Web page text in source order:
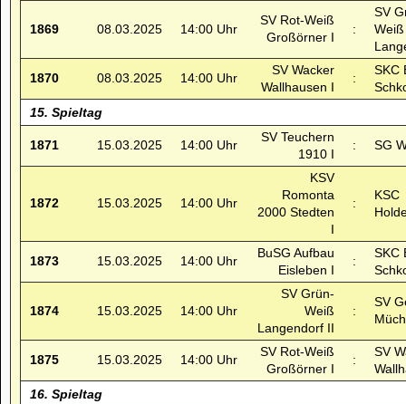
1869 08.03.2025 14:00 Uhr
SV Rot-Weiß
Großörner I
:
SV
Weiß
1870 08.03.2025 14:00 Uhr
SV Wacker
Wallhausen I
:
SKC
15. Spieltag
1871 15.03.2025 14:00 Uhr
SV Teuchern
1910 I
: SG
1872 15.03.2025 14:00 Uhr
KSV
Romonta
2000 Stedten
I
:
KSC
1873 15.03.2025 14:00 Uhr
BuSG Aufbau
Eisleben I
:
SKC
1874 15.03.2025 14:00 Uhr
SV Grün-
Weiß
Langendorf II
:
SV
1875 15.03.2025 14:00 Uhr
SV Rot-Weiß
Großörner I
:
SV
16. Spieltag